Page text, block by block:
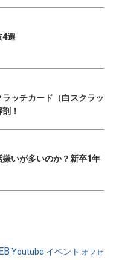
4選
ッチカード（白スクラッ
！
いが多いのか？新卒1年
Youtube イベント オフセ